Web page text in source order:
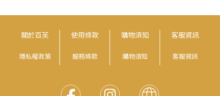
關於百芙
隱私權政策
使用條款
服務條款
購物須知
購物須知
客服資訊
客服資訊